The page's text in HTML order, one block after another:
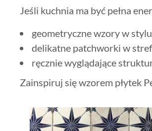
Jeśli kuchnia ma być pełna
geometryczne wzory w
delikatne patchworki w
ręcznie wyglądające
Zainspiruj się wzorem płytek